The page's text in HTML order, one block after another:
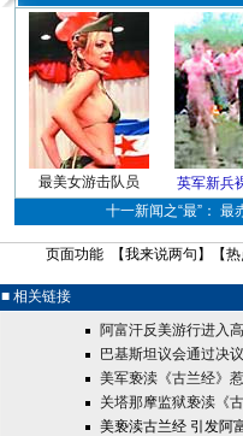
最美女游击队员 英军新兵
十一新闻之“最”：
页面功能 【我来说两句 】【热
■ 相关链接
阿富汗反美游行进入
巴基斯坦议会通过决
美军亵渎《古兰经》
关塔那摩监狱亵渎《古
美亵渎古兰经 引发阿